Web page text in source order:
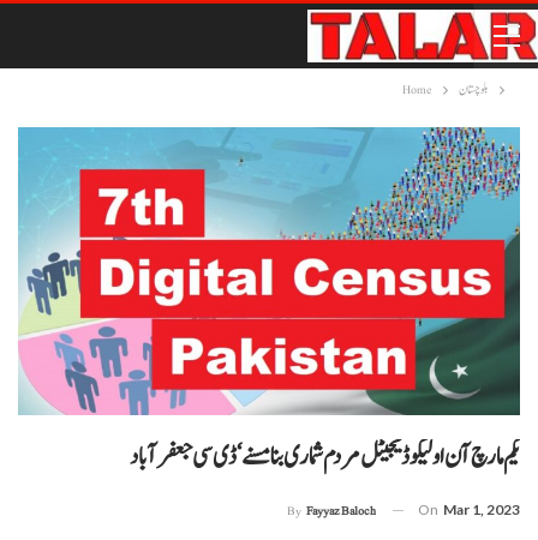
Home بلوچستان
یکم مارچ آن اولیکو ڈیجیٹل مردم شماری بنا مسنے‘ ڈی سی جعفر آباد
By Fayyaz Baloch On Mar 1, 2023